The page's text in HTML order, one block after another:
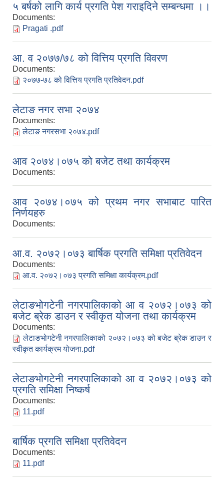
५ बर्षको लागि कार्य प्रगति पेश गराइदिने सम्बन्धमा ।।
Documents:
Pragati .pdf
आ. व २०७७/७८ को वित्तिय प्रगति विवरण
Documents:
२०७७-७८ को वित्तिय प्रगति प्रतिवेदन.pdf
लेटाङ नगर सभा २०७४
Documents:
लेटाङ नगरसभा २०७४.pdf
आव २०७४।०७५ को बजेट तथा कार्यक्रम
Documents:
आव २०७४।०७५ को प्रथम नगर सभाबाट पारित
निर्णयहरु
Documents:
आ.व. २०७२।०७३ बार्षिक प्रगति समिक्षा प्रतिवेदन
Documents:
आ‍.व. २०७२।०७३ प्रगति समिक्षा कार्यक्रम.pdf
लेटाङभोगटेनी नगरपालिकाको आ‍ व‍ २०७२।०७३ को
बजेट ब्रेक डाउन र स्वीकृत योजना तथा कार्यक्रम
Documents:
लेटाङभोगटेनी नगरपालिकाको २०७२।०७३ को बजेट ब्रेक डाउन र
स्वीकृत कार्यक्रम योजना.pdf
लेटाङभोगटेनी नगरपालिकाको आ‍ व‍ २०७२।०७३ को
प्रगति समिक्षा निष्कर्ष
Documents:
11.pdf
बार्षिक प्रगति समिक्षा प्रतिवेदन
Documents:
11.pdf